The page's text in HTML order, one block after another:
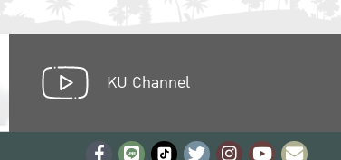
KU Channel